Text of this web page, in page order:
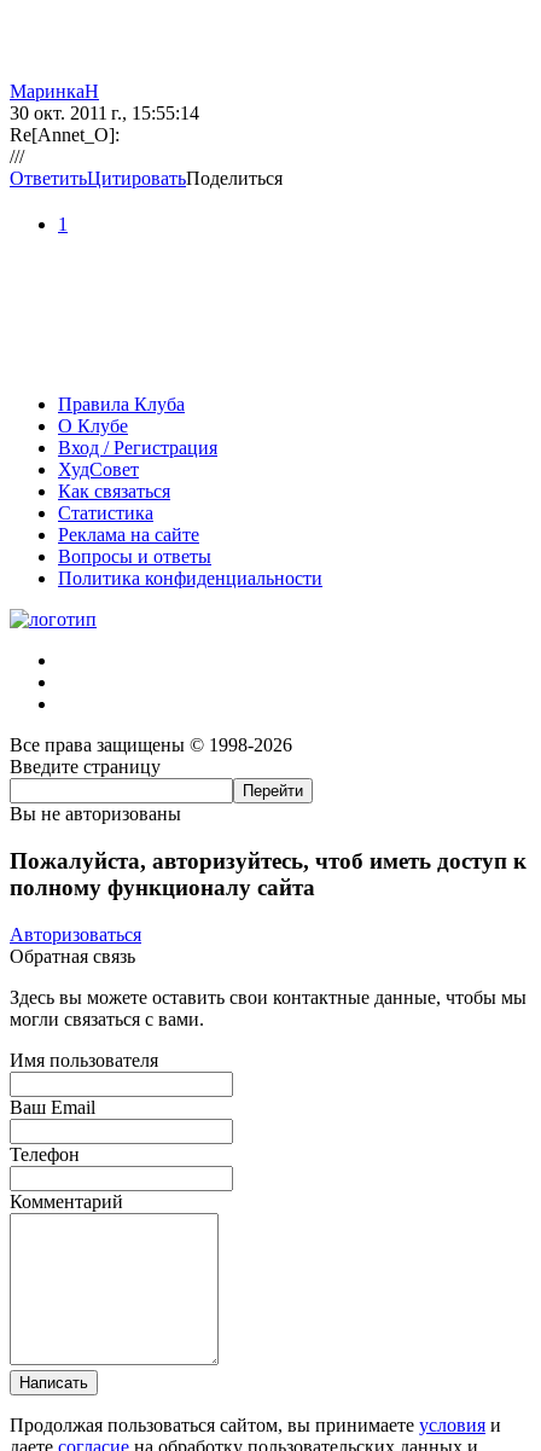
МаринкаН
30 окт. 2011 г., 15:55:14
Re[Annet_O]:
///
ОтветитьЦитироватьПоделиться
1
Правила Клуба
О Клубе
Вход / Регистрация
ХудСовет
Как связаться
Статистика
Реклама на сайте
Вопросы и ответы
Политика конфиденциальности
Все права защищены © 1998-2026
Введите страницу
Вы не авторизованы
Пожалуйста, авторизуйтесь, чтоб иметь доступ к
полному функционалу сайта
Авторизоваться
Обратная связь
Здесь вы можете оставить свои контактные данные, чтобы мы
могли связаться с вами.
Имя пользователя
Ваш Email
Телефон
Комментарий
Написать
Продолжая пользоваться сайтом, вы принимаете условия и
даете согласие на обработку пользовательских данных и